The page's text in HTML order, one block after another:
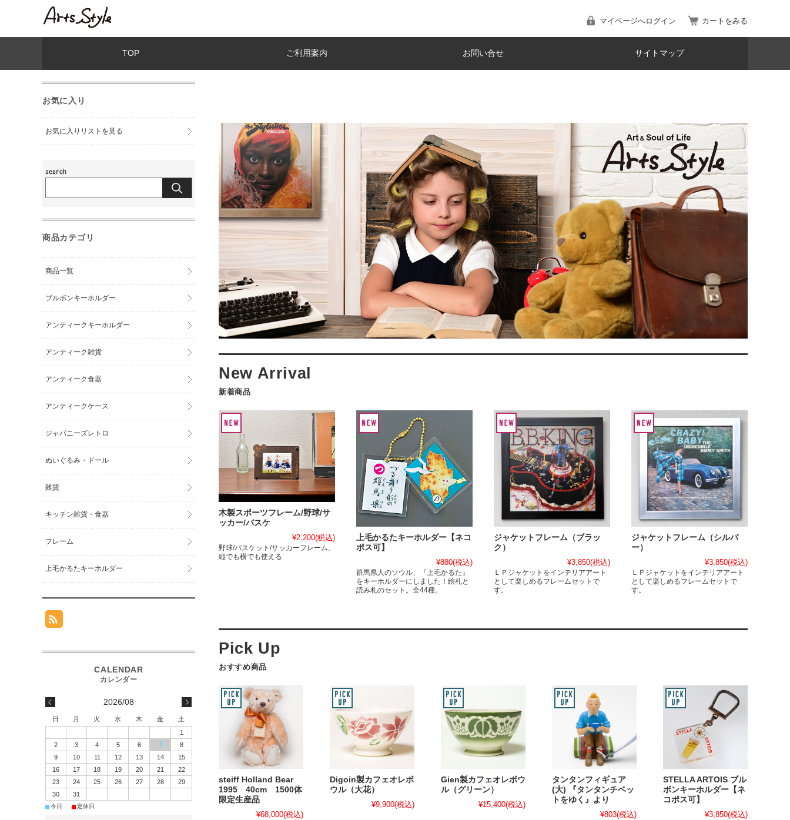
マイページへログイン カートをみる
TOP ご利用案内 お問い合せ サイトマップ
新着商品
木製スポーツフレーム/野球/サ
ッカー/バスケ
¥2,200(税込)
野球/バスケット/サッカーフレーム。
縦でも横でも使える
上毛かるたキーホルダー【ネコ
ポス可】
¥880(税込)
群馬県人のソウル、『上毛かるた』
をキーホルダーにしました！絵札と
読み札のセット。全44種。
ジャケットフレーム（ブラッ
ク）
¥3,850(税込)
ＬＰジャケットをインテリアアート
として楽しめるフレームセットで
す。
ジャケットフレーム（シルバ
ー）
¥3,850(税込)
ＬＰジャケットをインテリアアート
として楽しめるフレームセットで
す。
おすすめ商品
steiff Holland Bear
1995 40cm 1500体
限定生産品
¥68,000(税込)
Digoin製カフェオレボ
ウル（大花）
¥9,900(税込)
Gien製カフェオレボウ
ル（グリーン）
¥15,400(税込)
タンタンフィギュア
(大) 『タンタンチベッ
トをゆく』より
¥803(税込)
STELLA ARTOIS ブル
ボンキーホルダー【ネ
コポス可】
¥3,850(税込)
お気に入り
お気に入りリストを見る
商品カテゴリ
商品一覧
ブルボンキーホルダー
アンティークキーホルダー
アンティーク雑貨
アンティーク食器
アンティークケース
ジャパニーズレトロ
ぬいぐるみ・ドール
雑貨
キッチン雑貨・食器
フレーム
上毛かるたキーホルダー
2026/08
日 月 火 水 木 金
土
1
2
3 4 5 6 7
8
9
10 11 12 13 14
15
16
17 18 19 20 21
22
23
24 25 26 27 28
29
30
31
■今日 ■定休日